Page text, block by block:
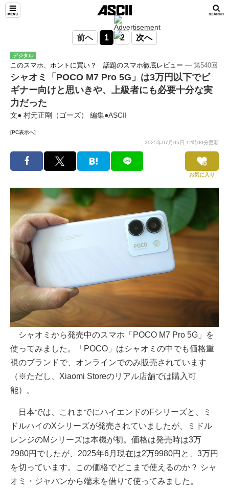
前へ 1 2 次へ
デジタル
このスマホ、ホントに買い？ 話題のスマホ徹底レビュー ― 第540回
シャオミ「POCO M7 Pro 5G」は3万円以下でビ
ギナー向けと思いきや、上級者にも必要十分な実
力だった
文● 村元正剛（ゴーズ） 編集●ASCII
[PC表示へ]
2025年07月05日 12時00分更新
お気に入り
シャオミから発売中のスマホ「POCO M7 Pro 5G」を
使ってみました。「POCO」はシャオミの中でも価格重
視のブランドで、オンラインでのみ販売されています
（※ただし、Xiaomi Storeのリアル店舗では購入可
能）。
日本では、これまでにハイエンドのFシリーズと、ミ
ドルハイのXシリーズが発売されていましたが、ミドル
レンジのMシリーズは本機が初。価格は発売時は3万
2980円でしたが、2025年6月現在は2万9980円と、3万円
を切っています。この価格でどこまで使えるのか？ シャ
オミ・ジャパンから端末を借りて使ってみました。